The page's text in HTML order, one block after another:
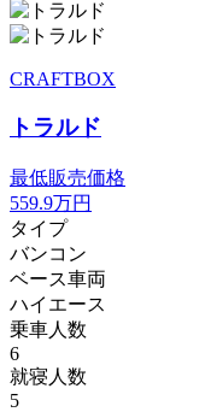
CRAFTBOX
トラルド
最低販売価格
559.9万円
タイプ
バンコン
ベース車両
ハイエース
乗車人数
6
就寝人数
5